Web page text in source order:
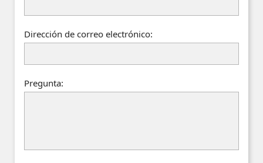
Dirección de correo electrónico:
Pregunta: